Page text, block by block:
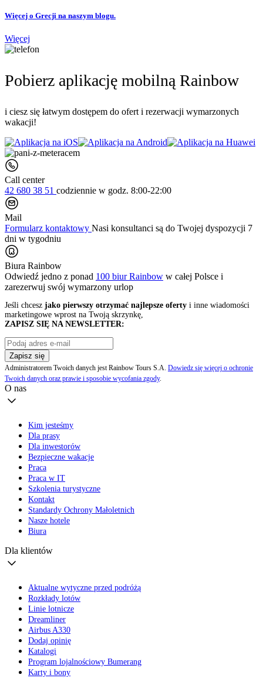
Więcej o Grecji na naszym blogu.
Więcej
Pobierz aplikację mobilną Rainbow
i ciesz się łatwym dostępem do ofert i rezerwacji wymarzonych
wakacji!
Call center
42 680 38 51 codziennie w godz. 8:00-22:00
Mail
Formularz kontaktowy Nasi konsultanci są do Twojej dyspozycji 7
dni w tygodniu
Biura Rainbow
Odwiedź jedno z ponad 100 biur Rainbow w całej Polsce i
zarezerwuj swój wymarzony urlop
Jeśli chcesz jako pierwszy otrzymać najlepsze oferty i inne wiadomości
marketingowe wprost na Twoją skrzynkę,
ZAPISZ SIĘ NA NEWSLETTER:
Zapisz się
Administratorem Twoich danych jest Rainbow Tours S.A. Dowiedz się więcej o ochronie
Twoich danych oraz prawie i sposobie wycofania zgody.
O nas
Kim jesteśmy
Dla prasy
Dla inwestorów
Bezpieczne wakacje
Praca
Praca w IT
Szkolenia turystyczne
Kontakt
Standardy Ochrony Małoletnich
Nasze hotele
Biura
Dla klientów
Aktualne wytyczne przed podróżą
Rozkłady lotów
Linie lotnicze
Dreamliner
Airbus A330
Dodaj opinię
Katalogi
Program lojalnościowy Bumerang
Karty i bony